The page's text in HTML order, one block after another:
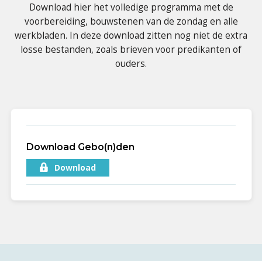
Download hier het volledige programma met de
voorbereiding, bouwstenen van de zondag en alle
werkbladen. In deze download zitten nog niet de extra
losse bestanden, zoals brieven voor predikanten of
ouders.
Download Gebo(n)den
Download